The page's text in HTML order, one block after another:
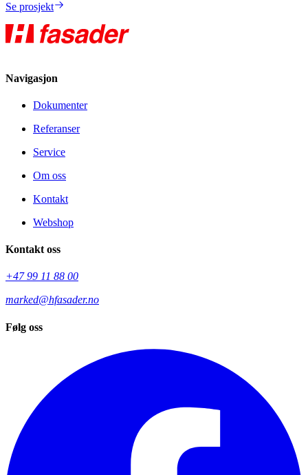
Se prosjekt
Navigasjon
Dokumenter
Referanser
Service
Om oss
Kontakt
Webshop
Kontakt oss
+47 99 11 88 00
marked@hfasader.no
Følg oss